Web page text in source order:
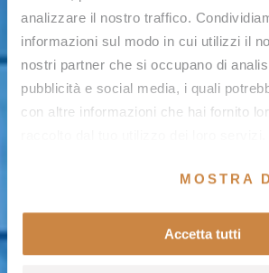
analizzare il nostro traffico.
informazioni sul modo in cui utilizzi il
nostri partner che si occupano di
pubblicità e social media, i quali
con altre informazioni che hai fornito
MOSTRA
Accetta tutti